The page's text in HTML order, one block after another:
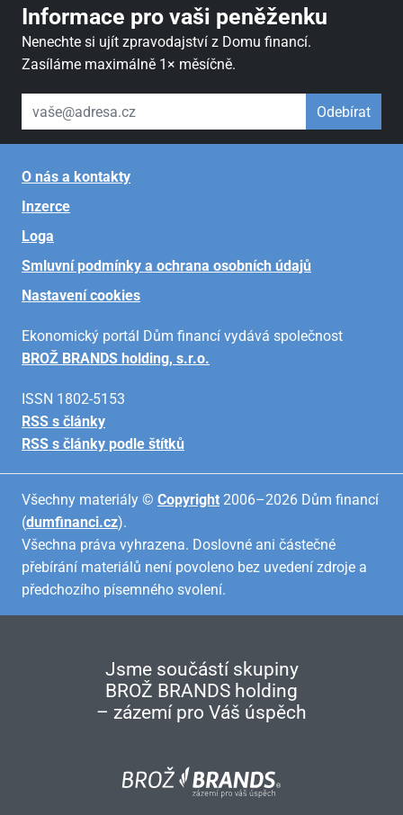
Informace pro vaši peněženku
Nenechte si ujít zpravodajství z Domu financí.
Zasíláme maximálně 1× měsíčně.
váš email Odebírat
O nás a kontakty
Inzerce
Loga
Smluvní podmínky a ochrana osobních údajů
Nastavení cookies
Ekonomický portál Dům financí vydává společnost
BROŽ BRANDS holding, s.r.o.
ISSN 1802-5153
RSS s články
RSS s články podle štítků
Všechny materiály © Copyright 2006–2026 Dům financí
(dumfinanci.cz).
Všechna práva vyhrazena. Doslovné ani částečné
přebírání materiálů není povoleno bez uvedení zdroje a
předchozího písemného svolení.
Jsme součástí skupiny
BROŽ BRANDS holding
– zázemí pro Váš úspěch